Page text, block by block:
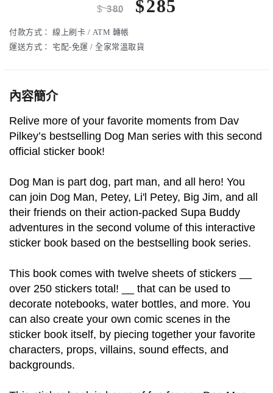
$380 $285
付款方式： 線上刷卡 / ATM 轉帳
運送方式：
宅配-免運 / 全家常溫取貨
內容簡介
Relive more of your favorite moments from Dav
Pilkey’s bestselling Dog Man series with this second
official sticker book!
Dog Man is part dog, part man, and all hero! You
can join Dog Man, Petey, Li'l Petey, Big Jim, and all
their friends on their action-packed Supa Buddy
adventures in the second volume of this interactive
sticker book based on the bestselling book series.
This book comes with twelve sheets of stickers __
over 250 stickers total! __ that can be used to
decorate notebooks, water bottles, and more. You
can also create your own comic scenes in the
sticker book itself, by piecing together your favorite
characters, props, villains, sound effects, and
backgrounds.